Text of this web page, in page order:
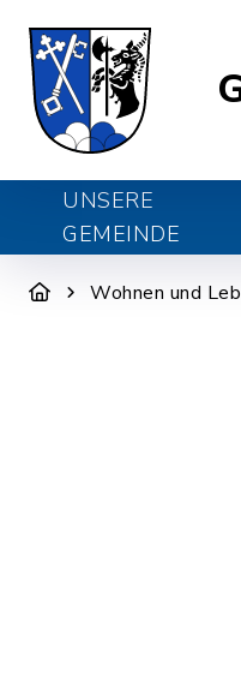
UNSERE
GEMEINDE
Wohnen und